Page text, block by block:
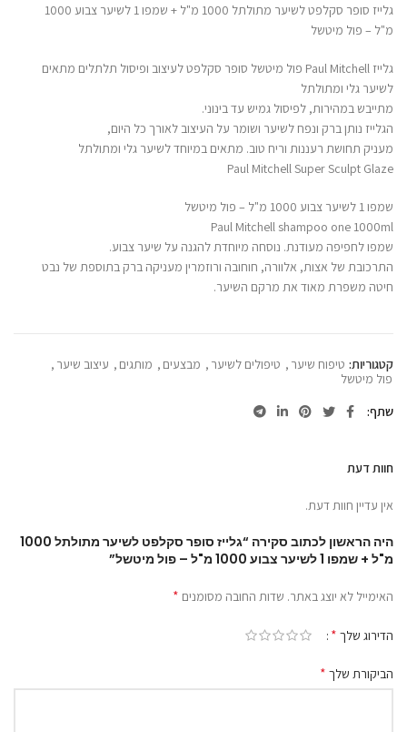
גלייז סופר סקלפט לשיער מתולתל 1000 מ"ל + שמפו 1 לשיער צבוע 1000
מ"ל – פול מיטשל
גלייז Paul Mitchell פול מיטשל סופר סקלפט לעיצוב ופיסול תלתלים מתאים
לשיער גלי ומתולתל
מתייבש במהירות, לפיסול גמיש עד בינוני.
הגלייז נותן ברק ונפח לשיער ושומר על העיצוב לאורך כל היום,
מעניק תחושת רעננות וריח טוב. מתאים במיוחד לשיער גלי ומתולתל
Paul Mitchell Super Sculpt Glaze
שמפו 1 לשיער צבוע 1000 מ"ל – פול מיטשל
Paul Mitchell shampoo one 1000ml
שמפו לחפיפה מעודנת. נוסחה מיוחדת להגנה על שיער צבוע.
התרכובת של אצות, אלוורה, חוחובה ורוזמרין מעניקה ברק בתוספת של נבט
חיטה משפרת מאוד את מרקם השיער.
קטגוריות: טיפוח שיער , טיפולים לשיער , מבצעים , מותגים , עיצוב שיער ,
פול מיטשל
שתף
חוות דעת
אין עדיין חוות דעת.
היה הראשון לכתוב סקירה “גלייז סופר סקלפט לשיער מתולתל 1000
מ"ל + שמפו 1 לשיער צבוע 1000 מ"ל – פול מיטשל”
האימייל לא יוצג באתר. שדות החובה מסומנים *
הדירוג שלך *
הביקורת שלך *